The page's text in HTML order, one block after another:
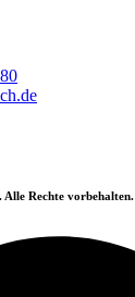
Rechte vorbehalten.